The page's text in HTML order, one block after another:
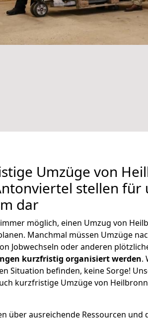
Umzüge von
stellen für
dar
möglich, einen Umzug von
Manchmal müssen Umzüge
Jobwechseln oder anderen
kurzfristig organisiert werden.
Situation befinden, keine Sorge!
kurzfristige Umzüge von
über ausreichende Ressourcen und